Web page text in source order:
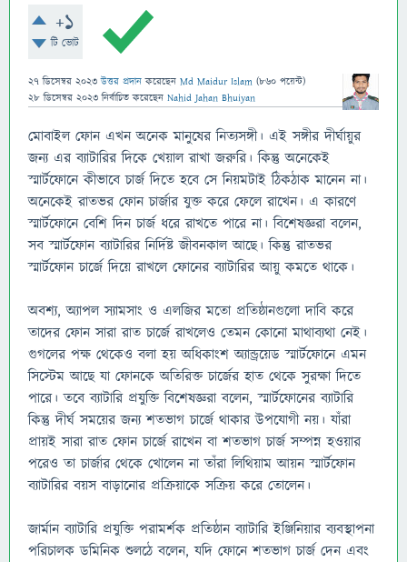
+1
টি ভোট
27 ডিসেম্বর 2023 উত্তর প্রদান করেছেন Md Maidur Islam (860 পয়েন্ট)
28 ডিসেম্বর 2023 নির্বাচিত করেছেন Nahid Jahan Bhuiyan
মোবাইল ফোন এখন অনেক মানুষের নিত্যসঙ্গী। এই সঙ্গীর দীর্ঘায়ুর
জন্য এর ব্যাটারির দিকে খেয়াল রাখা জরুরি। কিন্তু অনেকেই
স্মার্টফোনে কীভাবে চার্জ দিতে হবে সে নিয়মটাই ঠিকঠাক মানেন না।
অনেকেই রাতভর ফোন চার্জার যুক্ত করে ফেলে রাখেন। এ কারণে
স্মার্টফোনে বেশি দিন চার্জ ধরে রাখতে পারে না। বিশেষজ্ঞরা বলেন,
সব স্মার্টফোন ব্যাটারির নির্দিষ্ট জীবনকাল আছে। কিন্তু রাতভর
স্মার্টফোন চার্জে দিয়ে রাখলে ফোনের ব্যাটারির আয়ু কমতে থাকে।
অবশ্য, অ্যাপল স্যামসাং ও এলজির মতো প্রতিষ্ঠানগুলো দাবি করে
তাদের ফোন সারা রাত চার্জে রাখলেও তেমন কোনো মাথাব্যথা নেই।
গুগলের পক্ষ থেকেও বলা হয় অধিকাংশ অ্যান্ড্রয়েড স্মার্টফোনে এমন
সিস্টেম আছে যা ফোনকে অতিরিক্ত চার্জের হাত থেকে সুরক্ষা দিতে
পারে। তবে ব্যাটারি প্রযুক্তি বিশেষজ্ঞরা বলেন, স্মার্টফোনের ব্যাটারি
কিন্তু দীর্ঘ সময়ের জন্য শতভাগ চার্জে থাকার উপযোগী নয়। যাঁরা
প্রায়ই সারা রাত ফোন চার্জে রাখেন বা শতভাগ চার্জ সম্পন্ন হওয়ার
পরেও তা চার্জার থেকে খোলেন না তাঁরা লিথিয়াম আয়ন স্মার্টফোন
ব্যাটারির বয়স বাড়ানোর প্রক্রিয়াকে সক্রিয় করে তোলেন।
জার্মান ব্যাটারি প্রযুক্তি পরামর্শক প্রতিষ্ঠান ব্যাটারি ইঞ্জিনিয়ার ব্যবস্থাপনা
পরিচালক ডমিনিক শুলঠে বলেন, যদি ফোনে শতভাগ চার্জ দেন এবং